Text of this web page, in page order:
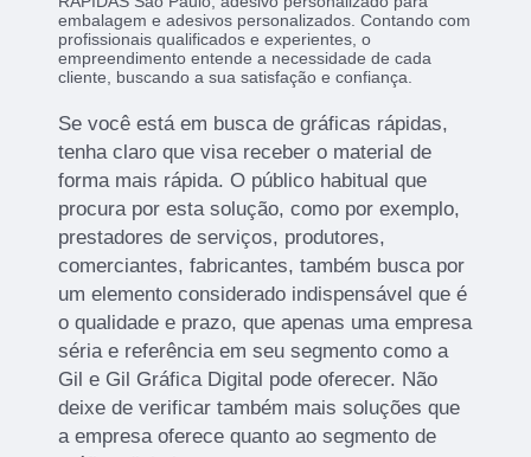
embalagem e adesivos personalizados. Contando com
profissionais qualificados e experientes, o
empreendimento entende a necessidade de cada
cliente, buscando a sua satisfação e confiança.
Se você está em busca de gráficas rápidas,
tenha claro que visa receber o material de
forma mais rápida. O público habitual que
procura por esta solução, como por exemplo,
prestadores de serviços, produtores,
comerciantes, fabricantes, também busca por
um elemento considerado indispensável que é
o qualidade e prazo, que apenas uma empresa
séria e referência em seu segmento como a
Gil e Gil Gráfica Digital pode oferecer. Não
deixe de verificar também mais soluções que
a empresa oferece quanto ao segmento de